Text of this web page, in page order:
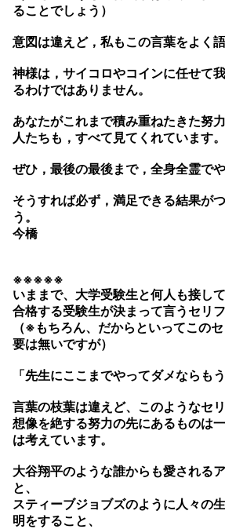
ることでしょう）
意図は違えど，私もこの言葉をよく語
神様は，サイコロやコインに任せて
るわけではありません。
あなたがこれまで積み重ねたきた努
人たちも，すべて見てくれています。
ぜひ，最後の最後まで，全身全霊でや
そうすれば必ず，満足できる結果が
う。
今橋
※※※※※
いままで、大学受験生と何人も接して
合格する受験生が決まって言うセリフ
（※もちろん、だからといってこの
要は無いですが）
「先生にここまでやってダメならも
言葉の枝葉は違えど、このようなセリ
想像を絶する努力の先にあるものは
は考えています。
大谷翔平のような誰からも愛される
と、
スティーブジョブズのように人々の
明をすること、